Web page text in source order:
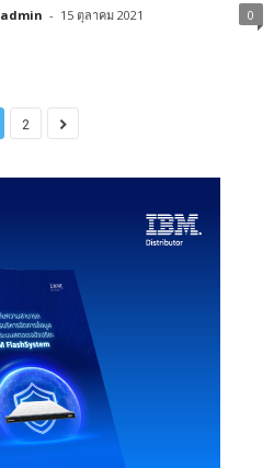
admin - 15 ตุลาคม 2021 0
2